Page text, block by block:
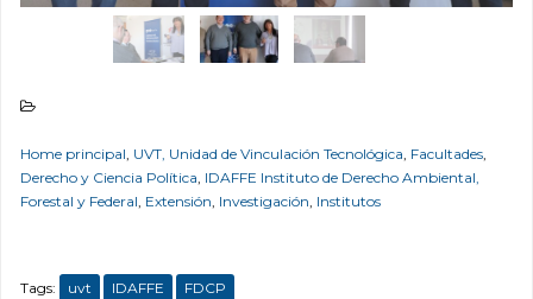
Home principal, UVT, Unidad de Vinculación Tecnológica, Facultades,
Derecho y Ciencia Política, IDAFFE Instituto de Derecho Ambiental,
Forestal y Federal, Extensión, Investigación, Institutos
Tags: uvt IDAFFE FDCP